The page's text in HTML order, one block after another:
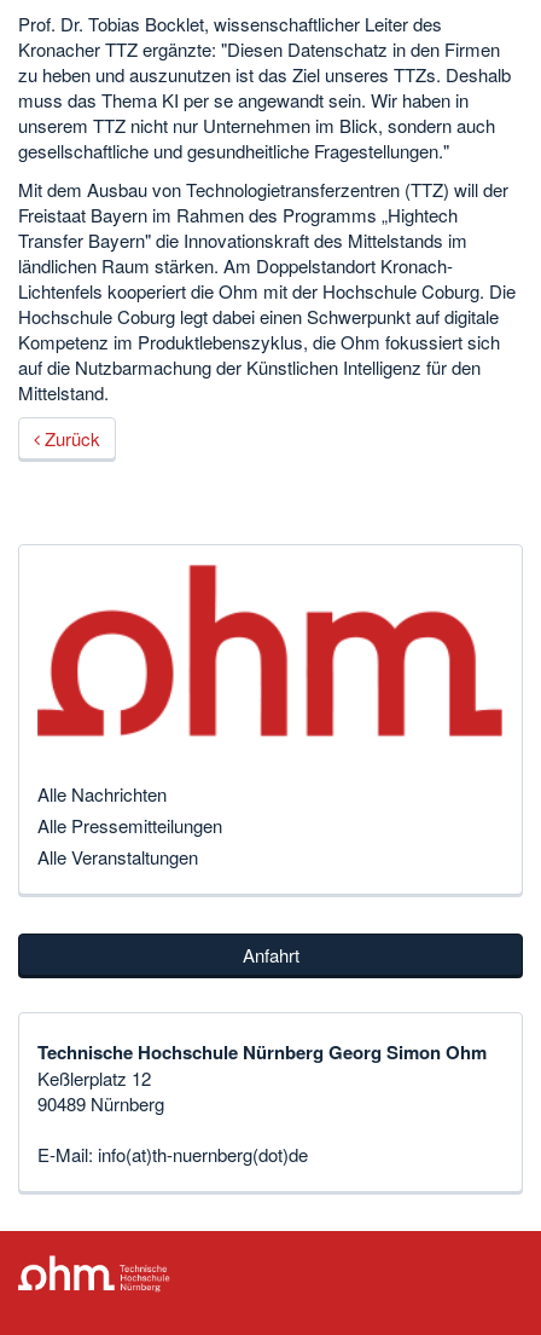
Prof. Dr. Tobias Bocklet, wissenschaftlicher Leiter des
Kronacher TTZ ergänzte: "Diesen Datenschatz in den Firmen
zu heben und auszunutzen ist das Ziel unseres TTZs. Deshalb
muss das Thema KI per se angewandt sein. Wir haben in
unserem TTZ nicht nur Unternehmen im Blick, sondern auch
gesellschaftliche und gesundheitliche Fragestellungen."
Mit dem Ausbau von Technologietransferzentren (TTZ) will der
Freistaat Bayern im Rahmen des Programms „Hightech
Transfer Bayern" die Innovationskraft des Mittelstands im
ländlichen Raum stärken. Am Doppelstandort Kronach-
Lichtenfels kooperiert die Ohm mit der Hochschule Coburg. Die
Hochschule Coburg legt dabei einen Schwerpunkt auf digitale
Kompetenz im Produktlebenszyklus, die Ohm fokussiert sich
auf die Nutzbarmachung der Künstlichen Intelligenz für den
Mittelstand.
Zurück
Alle Nachrichten
Alle Pressemitteilungen
Alle Veranstaltungen
Anfahrt
Technische Hochschule Nürnberg Georg Simon Ohm
Keßlerplatz 12
90489 Nürnberg
E-Mail: info(at)th-nuernberg(dot)de